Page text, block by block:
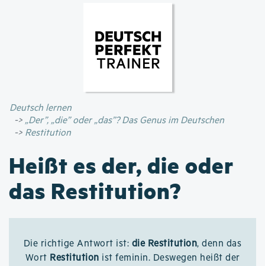
Inhalt
Deutsch lernen
„Der”, „die” oder „das”? Das Genus im Deutschen
Restitution
Heißt es der, die oder
das Restitution?
Die richtige Antwort ist: die Restitution, denn das
Wort Restitution ist feminin. Deswegen heißt der